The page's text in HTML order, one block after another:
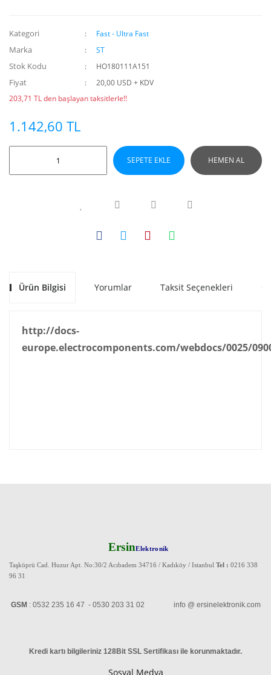
Kategori Fast - Ultra Fast
Marka ST
Stok Kodu HO180111A151
Fiyat
20,00 USD + KDV
203,71 TL den başlayan taksitlerle!!
1.142,60 TL
SEPETE EKLE HEMEN AL
Ürün Bilgisi Yorumlar Taksit Seçenekleri
http://docs-
europe.electrocomponents.com/webdocs/0025/
ErsinElektronik
Taşköprü Cad. Huzur Apt. No:30/2 Acıbadem 34716 / Kadıköy / Istanbul Tel : 0216 338
96 31
GSM : 0532 235 16 47 - 0530 203 31 02 info @ ersinelektronik.com
Kredi kartı bilgileriniz 128Bit SSL Sertifikası ile korunmaktadır.
Sosyal Medya